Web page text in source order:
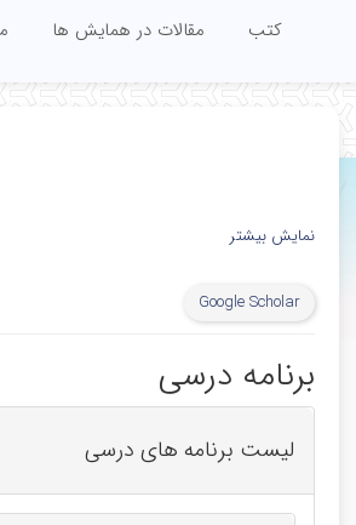
کتب مقالات در همایش ها
نمایش بیشتر
Google Scholar
برنامه درسی
لیست برنامه های درسی